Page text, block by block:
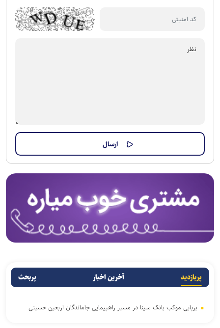
پربازدید آخرین اخبار پربحث
برپایی موکب بانک سینا در مسیر راهپیمایی جاماندگان اربعین حسینی